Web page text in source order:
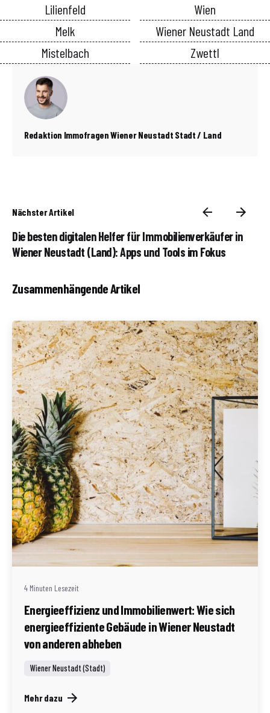
Lilienfeld
Melk
Mistelbach
Wien
Wiener Neustadt Land
Zwettl
Redaktion Immofragen Wiener Neustadt Stadt / Land
Nächster Artikel
Die besten digitalen Helfer für Immobilienverkäufer in
Wiener Neustadt (Land): Apps und Tools im Fokus
Zusammenhängende Artikel
Geschrieben von
Redaktion Immofragen Wiener Neustadt Stadt /
Land
4 Minuten Lesezeit
Energieeffizienz und Immobilienwert: Wie sich
energieeffiziente Gebäude in Wiener Neustadt
von anderen abheben
Wiener Neustadt (Stadt)
Mehr dazu